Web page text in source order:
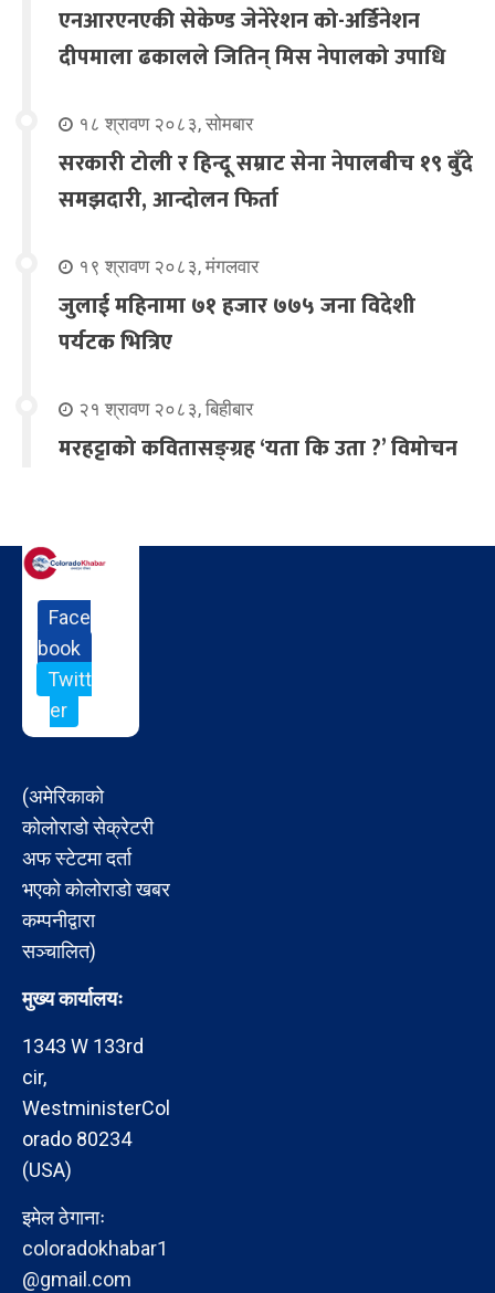
एनआरएनएकी सेकेण्ड जेनेरेशन को-अर्डिनेशन
दीपमाला ढकालले जितिन् मिस नेपालको उपाधि
१८ श्रावण २०८३, सोमबार
सरकारी टोली र हिन्दू सम्राट सेना नेपालबीच १९ बुँदे
समझदारी, आन्दोलन फिर्ता
१९ श्रावण २०८३, मंगलवार
जुलाई महिनामा ७१ हजार ७७५ जना विदेशी
पर्यटक भित्रिए
२१ श्रावण २०८३, बिहीबार
मरहट्टाको कवितासङ्ग्रह ‘यता कि उता ?’ विमोचन
Face
book
Twitt
er
(अमेरिकाको
कोलोराडो सेक्रेटरी
अफ स्टेटमा दर्ता
भएको कोलोराडो खबर
कम्पनीद्वारा
सञ्चालित)
मुख्य कार्यालयः
1343 W 133rd
cir,
WestministerCol
orado 80234
(USA)
इमेल ठेगानाः
coloradokhabar1
@gmail.com